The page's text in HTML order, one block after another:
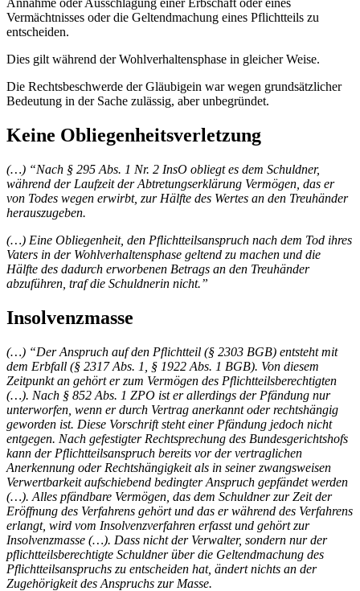
Annahme oder Ausschlagung einer Erbschaft oder eines
Vermächtnisses oder die Geltendmachung eines Pflichtteils zu
entscheiden.
Dies gilt während der Wohlverhaltensphase in gleicher Weise.
Die Rechtsbeschwerde der Gläubigein war wegen grundsätzlicher
Bedeutung in der Sache zulässig, aber unbegründet.
Keine Obliegenheitsverletzung
(…) “Nach § 295 Abs. 1 Nr. 2 InsO obliegt es dem Schuldner,
während der Laufzeit der Abtretungserklärung Vermögen, das er
von Todes wegen erwirbt, zur Hälfte des Wertes an den Treuhänder
herauszugeben.
(…) Eine Obliegenheit, den Pflichtteilsanspruch nach dem Tod ihres
Vaters in der Wohlverhaltensphase geltend zu machen und die
Hälfte des dadurch erworbenen Betrags an den Treuhänder
abzuführen, traf die Schuldnerin nicht.”
Insolvenzmasse
(…) “Der Anspruch auf den Pflichtteil (§ 2303 BGB) entsteht mit
dem Erbfall (§ 2317 Abs. 1, § 1922 Abs. 1 BGB). Von diesem
Zeitpunkt an gehört er zum Vermögen des Pflichtteilsberechtigten
(…). Nach § 852 Abs. 1 ZPO ist er allerdings der Pfändung nur
unterworfen, wenn er durch Vertrag anerkannt oder rechtshängig
geworden ist. Diese Vorschrift steht einer Pfändung jedoch nicht
entgegen. Nach gefestigter Rechtsprechung des Bundesgerichtshofs
kann der Pflichtteilsanspruch bereits vor der vertraglichen
Anerkennung oder Rechtshängigkeit als in seiner zwangsweisen
Verwertbarkeit aufschiebend bedingter Anspruch gepfändet werden
(…). Alles pfändbare Vermögen, das dem Schuldner zur Zeit der
Eröffnung des Verfahrens gehört und das er während des Verfahrens
erlangt, wird vom Insolvenzverfahren erfasst und gehört zur
Insolvenzmasse (…). Dass nicht der Verwalter, sondern nur der
pflichtteilsberechtigte Schuldner über die Geltendmachung des
Pflichtteilsanspruchs zu entscheiden hat, ändert nichts an der
Zugehörigkeit des Anspruchs zur Masse.